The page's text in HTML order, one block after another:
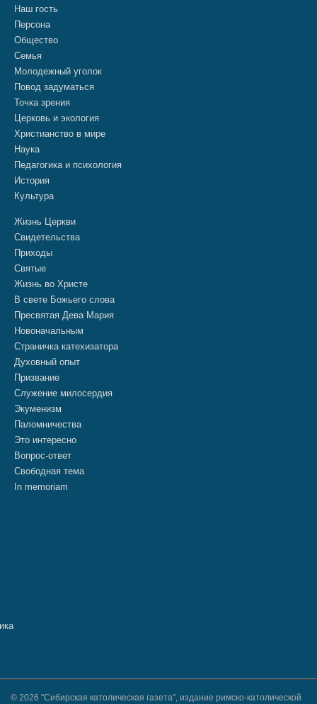
Наш гость
Персона
Общество
Семья
Молодежный уголок
Повод задуматься
Точка зрения
Церковь и экология
Христианство в мире
Наука
Педагогика и психология
История
Культура
Жизнь Церкви
Свидетельства
Приходы
Святые
Жизнь во Христе
В свете Божьего слова
Пресвятая Дева Мария
Новоначальным
Страничка катехизатора
Духовный опыт
Призвание
Служение милосердия
Экуменизм
Паломничества
Это интересно
Вопрос-ответ
Свободная тема
In memoriam
© 2026 "Сибирская католическая газета", издание римско-католической